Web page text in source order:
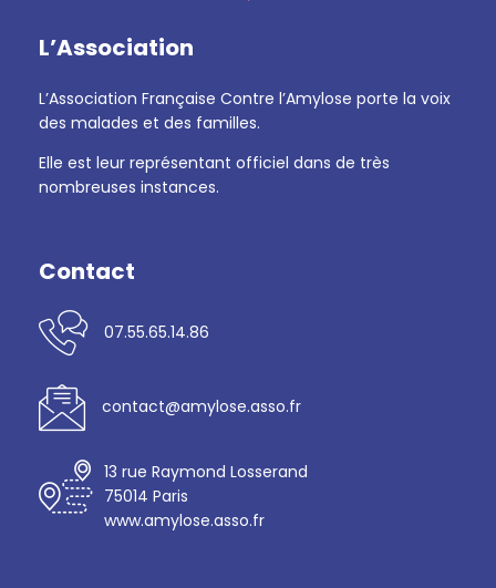
L’Association
L’Association Française Contre l’Amylose porte la voix
des malades et des familles.
Elle est leur représentant officiel dans de très
nombreuses instances.
Contact
07.55.65.14.86
contact@amylose.asso.fr
13 rue Raymond Losserand
75014 Paris
www.amylose.asso.fr